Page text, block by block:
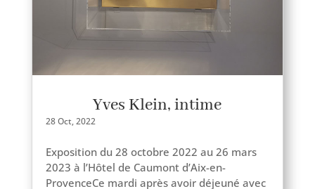
Yves Klein, intime
28 Oct, 2022
Exposition du 28 octobre 2022 au 26 mars
2023 à l’Hôtel de Caumont d’Aix-en-
ProvenceCe mar­di après avoir déjeu­né avec